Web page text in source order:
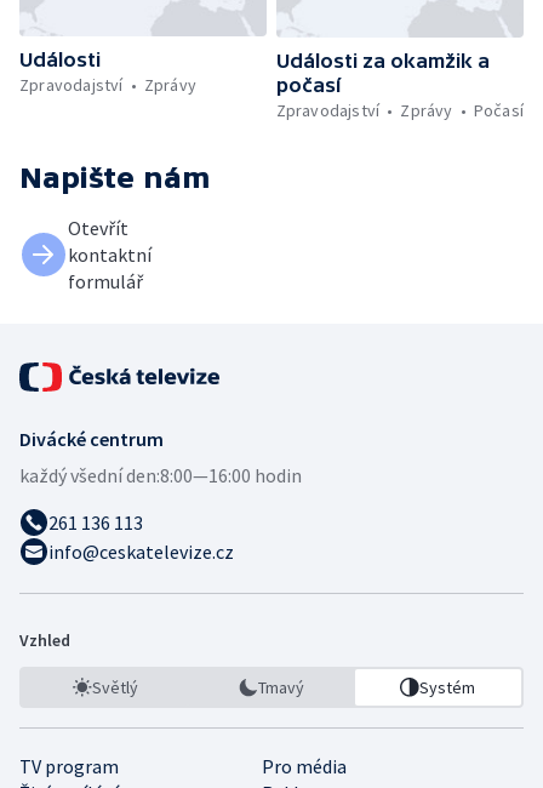
Události
Zpravodajství
Zprávy
Události za okamžik a
počasí
Zpravodajství
Zprávy Počasí
Napište nám
Otevřít
kontaktní
formulář
Divácké centrum
každý všední den:8:00—16:00 hodin
261 136 113
info@ceskatelevize.cz
Vzhled
Světlý Tmavý Systém
TV program
Pro média